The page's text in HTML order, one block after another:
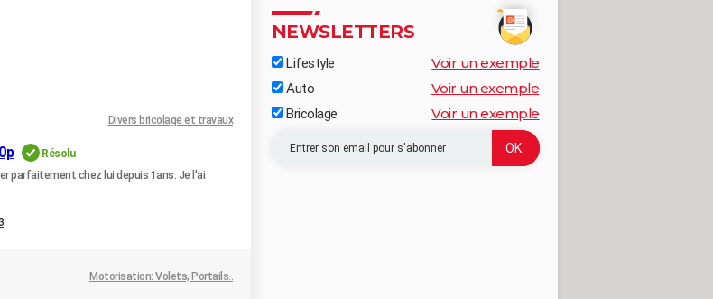
Divers bricolage et travaux
Résolu
parfaitement chez lui depuis 1ans. Je l'ai
Motorisation: Volets, Portails..
NEWSLETTERS
Lifestyle Voir un exemple
Auto Voir un exemple
Bricolage Voir un exemple